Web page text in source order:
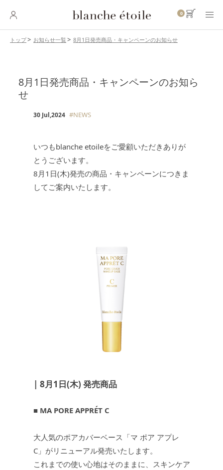
0
トップ お知らせ一覧 8月1日発売商品・キャンペーンのお知らせ
8月1日発売商品・キャンペーンのお知ら
せ
30 Jul,2024 #NEWS
いつもblanche etoileをご愛顧いただきありが
とうございます。
8月1日(木)発売の商品・キャンペーンにつきま
してご案内いたします。
| 8月1日(木) 発売商品
■ MA PORE APPRÉT C
大人気のポアカバーベース「マ ポア アプレ
C」がリニューアル発売いたします。
これまでの使い心地はそのままに、スキンケア
BODY・ HAIR CARE
INNER CARE インナーケア
男性にもおすすめ